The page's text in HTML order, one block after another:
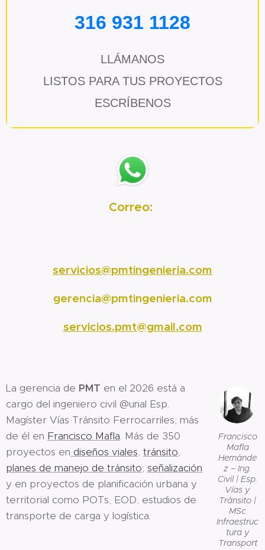
316 931 1128
LLÁMANOS
LISTOS PARA TUS PROYECTOS
ESCRÍBENOS
Correo:
servicios@pmtingenieria.com
gerencia@pmtingenieria.com
servicios.pmt@gmail.com
Francisco
Mafla
Hernánde
z – Ing.
Civil | Esp.
Vías y
Tránsito |
MSc
Infraestruc
tura y
Transport
La gerencia de PMT en el 2026 está a
cargo del ingeniero civil @unal Esp.
Magíster Vías Tránsito Ferrocarriles; más
de él en Francisco Mafla. Más de 350
proyectos en diseños viales, tránsito,
planes de manejo de tránsito, señalización
y en proyectos de planificación urbana y
territorial como POTs, EOD, estudios de
transporte de carga y logística.